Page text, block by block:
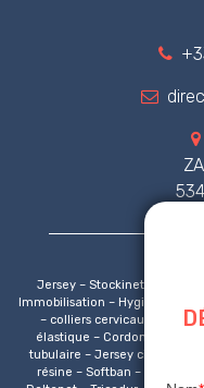
Jersey – Stockinette –
Immobilisation – Hygiène –
– colliers cervicaux –
élastique – Cordonnet –
tubulaire – Jersey circulaire –
résine – Softban – Bandage